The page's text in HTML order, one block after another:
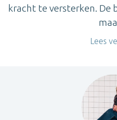
kracht te versterken. De
Lees